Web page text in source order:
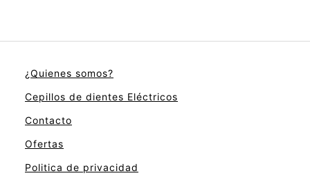
¿Quienes somos?
Cepillos de dientes Eléctricos
Contacto
Ofertas
Politica de privacidad